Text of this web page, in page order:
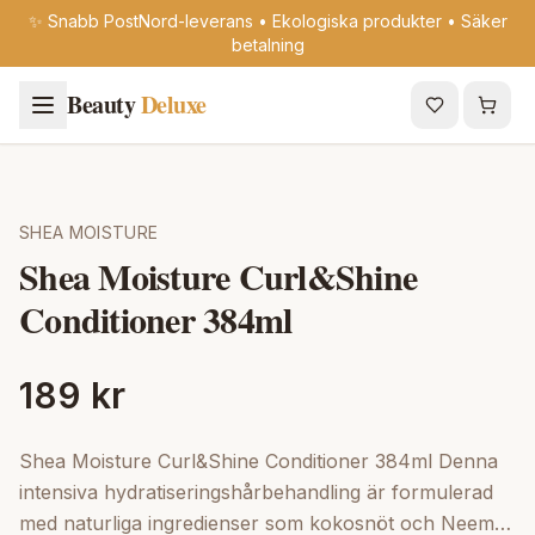
✨ Snabb PostNord-leverans • Ekologiska produkter • Säker
betalning
BeautyDeluxe
SHEA MOISTURE
Shea Moisture Curl&Shine
Conditioner 384ml
189 kr
Shea Moisture Curl&Shine Conditioner 384ml Denna
intensiva hydratiseringshårbehandling är formulerad
med naturliga ingredienser som kokosnöt och Neem-